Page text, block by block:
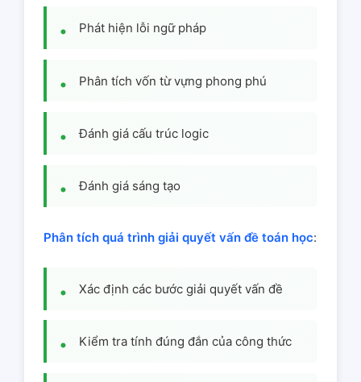
Phát hiện lỗi ngữ pháp
Phân tích vốn từ vựng phong phú
Đánh giá cấu trúc logic
Đánh giá sáng tạo
Phân tích quá trình giải quyết vấn đề toán học:
Xác định các bước giải quyết vấn đề
Kiểm tra tính đúng đắn của công thức